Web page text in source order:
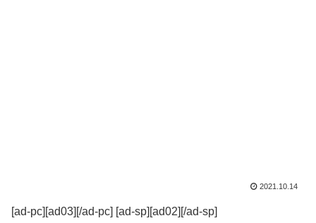
2021.10.14
[ad-pc][ad03][/ad-pc] [ad-sp][ad02][/ad-sp]